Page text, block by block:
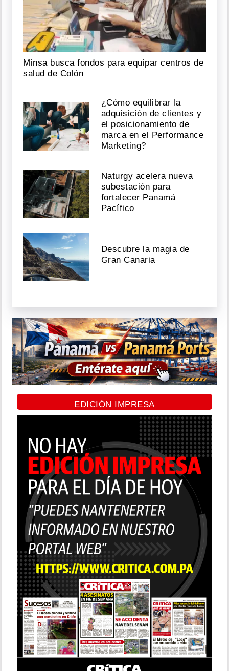
Minsa busca fondos para equipar centros de
salud de Colón
¿Cómo equilibrar la
adquisición de clientes y
el posicionamiento de
marca en el Performance
Marketing?
Naturgy acelera nueva
subestación para
fortalecer Panamá
Pacífico
Descubre la magia de
Gran Canaria
EDICIÓN IMPRESA